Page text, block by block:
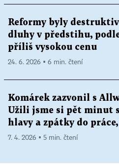
Reformy byly
dluhy v předstihu,
příliš vysokou cenu
24. 6. 2026 ▪ 6 min. čtení
Komárek zazvonil s
Užili jsme si pět minut
hlavy a zpátky do
7. 4. 2026 ▪ 5 min. čtení